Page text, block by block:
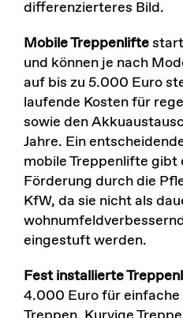
differenzierteres Bild.
Mobile Treppenlifte
und können je nach
auf bis zu 5.000 Euro
laufende Kosten für
sowie den
Jahre. Ein
mobile Treppenlifte gibt
Förderung durch die
KfW, da sie nicht als
eingestuft werden.
Fest installierte
4.000 Euro für